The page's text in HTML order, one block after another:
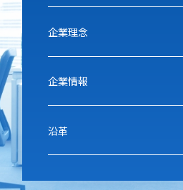
企業理念
企業情報
沿革